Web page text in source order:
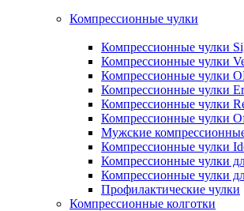
Компрессионные чулки
Компрессионные чулки
Компрессионные чулки
Компрессионные чулки
Компрессионные чулки
Компрессионные чулки
Компрессионные чулки
Мужские
Компрессионные чулки
Компрессионные чулки
Компрессионные чулки
Профилактические чулки
Компрессионные колготки